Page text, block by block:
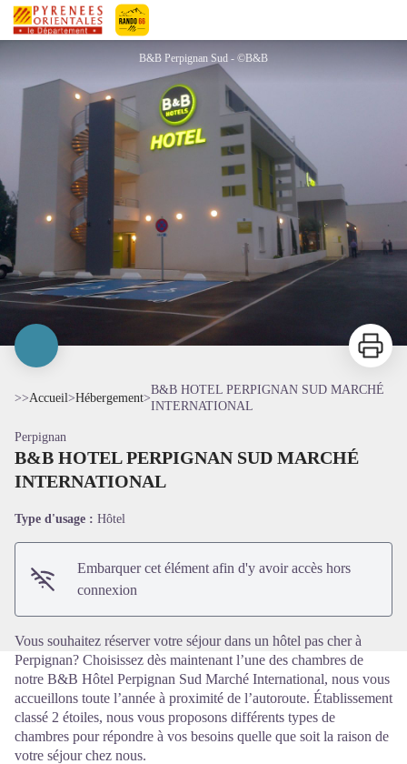
B&B HOTEL PERPIGNAN SUD MARCHÉ INTERNATIONAL
B&B Perpignan Sud - ©B&B
Imprimer
>>Accueil>Hébergement>
B&B HOTEL PERPIGNAN SUD MARCHÉ
INTERNATIONAL
Perpignan
B&B HOTEL PERPIGNAN SUD MARCHÉ
INTERNATIONAL
Type d'usage : Hôtel
Embarquer cet élément afin d'y avoir accès hors
connexion
Vous souhaitez réserver votre séjour dans un hôtel pas cher à
Perpignan? Choisissez dès maintenant l’une des chambres de
notre B&B Hôtel Perpignan Sud Marché International, nous vous
accueillons toute l’année à proximité de l’autoroute. Établissement
classé 2 étoiles, nous vous proposons différents types de
chambres pour répondre à vos besoins quelle que soit la raison de
votre séjour chez nous.